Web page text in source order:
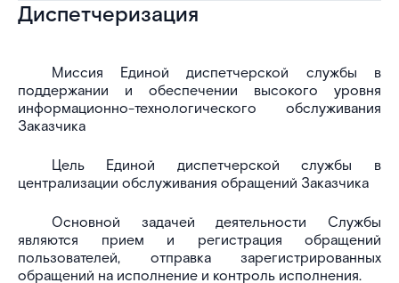
Диспетчеризация
Миссия Единой диспетчерской службы в
поддержании и обеспечении высокого уровня
информационно-технологического обслуживания
Заказчика
Цель Единой диспетчерской службы в
централизации обслуживания обращений Заказчика
Основной задачей деятельности Службы
являются прием и регистрация обращений
пользователей, отправка зарегистрированных
обращений на исполнение и контроль исполнения.